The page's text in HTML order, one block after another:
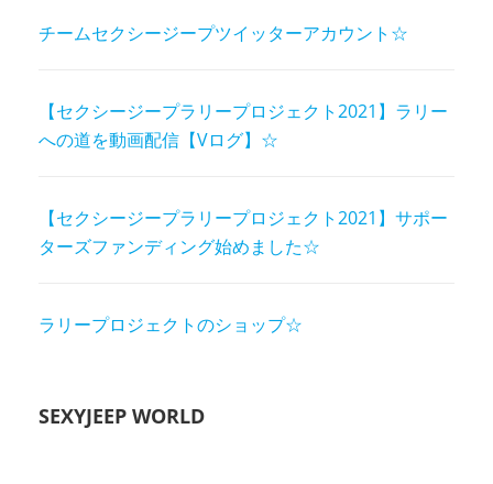
チームセクシージープツイッターアカウント☆
【セクシージープラリープロジェクト2021】ラリー
への道を動画配信【Vログ】☆
【セクシージープラリープロジェクト2021】サポー
ターズファンディング始めました☆
ラリープロジェクトのショップ☆
SEXYJEEP WORLD